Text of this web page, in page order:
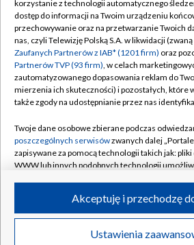
TVP
Abonament TVP
Emisja w TVP
Centrum informacji TVP
Naziemna Telewizja Cyfrowa
Rada Programowa
System NOS
Informacje o nadawcy
Program dla prasy
Regulamin TVP
Polityka
Moje zgody
Pomoc
Kontakt
Kanały
©2026 Telewizja Polska S.A.
korzystanie z technologii automatycznego
dostęp do informacji na Twoim urządzeniu
przechowywanie oraz na przetwarzanie Twoich
nas, czyli Telewizję Polską S.A. w likwidacji
Zaufanych Partnerów z IAB* (1201 firm) oraz
Partnerów TVP (93 firm), w celach
zautomatyzowanego dopasowania reklam do
mierzenia ich skuteczności) i pozostałych, które
także zgody na udostępnianie przez nas
Twoje dane osobowe zbierane podczas
poszczególnych serwisówzwanych dalej
zapisywane za pomocą technologii takich jak:
WWW lub innych podobnych technologii
ruchu w Internecie.
Twoje dane osobowe zbierane podczas
poszczególnych serwisówna Portalu, takie jak
Ustawienia
Akceptuję i przechodzę